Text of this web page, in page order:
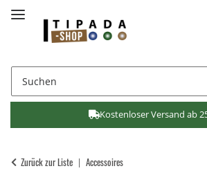
Kostenloser Versand ab
Zurück zur Liste Accessoires